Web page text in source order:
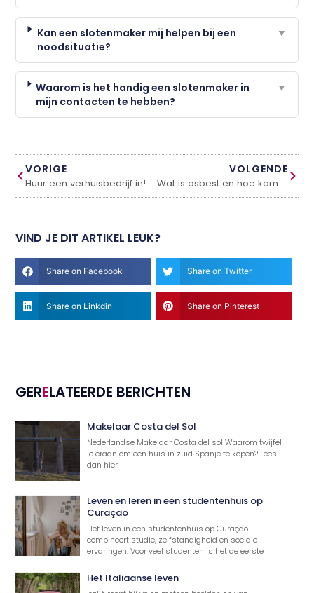
Kan een slotenmaker mij helpen bij een
noodsituatie?
▼
Waarom is het handig een slotenmaker in
mijn contacten te hebben?
▼
VORIGE
Huur een verhuisbedrijf in!
VOLGENDE
Wat is asbest en hoe kom je er vanaf?
VIND JE DIT ARTIKEL LEUK?
Share on Facebook Share on Twitter
Share on Linkdin Share on Pinterest
GERELATEERDE BERICHTEN
Makelaar Costa del Sol
Nederlandse Makelaar Costa del sol Waarom twijfel
je eraan om een huis in zuid Spanje te kopen? Lees
dan hier
Leven en leren in een studentenhuis op
Curaçao
Het leven in een studentenhuis op Curaçao
combineert studie, zelfstandigheid en sociale
ervaringen. Voor veel studenten is het de eerste
Het Italiaanse leven